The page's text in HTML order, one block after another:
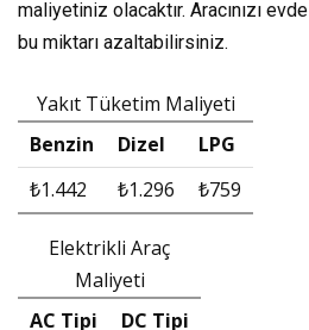
maliyetiniz olacaktır. Aracınızı
bu miktarı azaltabilirsiniz.
Yakıt Tüketim Maliyeti
Benzin
Dizel
LPG
₺1.442
₺1.296 ₺759
Elektrikli Araç
Maliyeti
AC Tipi
DC Tipi